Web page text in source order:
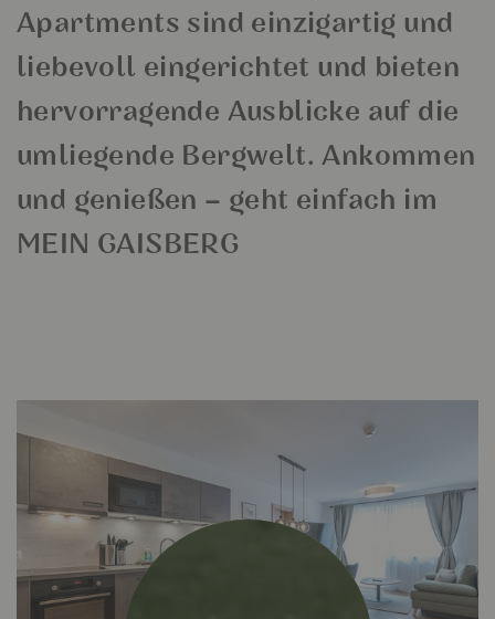
Apartments sind einzigartig und
liebevoll eingerichtet und bieten
hervorragende Ausblicke auf die
umliegende Bergwelt. Ankommen
und genießen – geht einfach im
MEIN GAISBERG